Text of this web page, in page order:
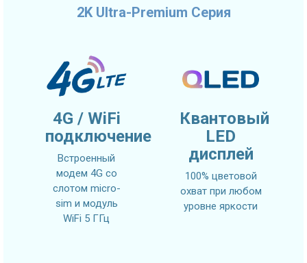
2K Ultra-Premium Серия
4G / WiFi
подключение
Встроенный
модем 4G со
слотом micro-
sim и модуль
WiFi 5 ГГц
Квантовый
LED
дисплей
100% цветовой
охват при любом
уровне яркости